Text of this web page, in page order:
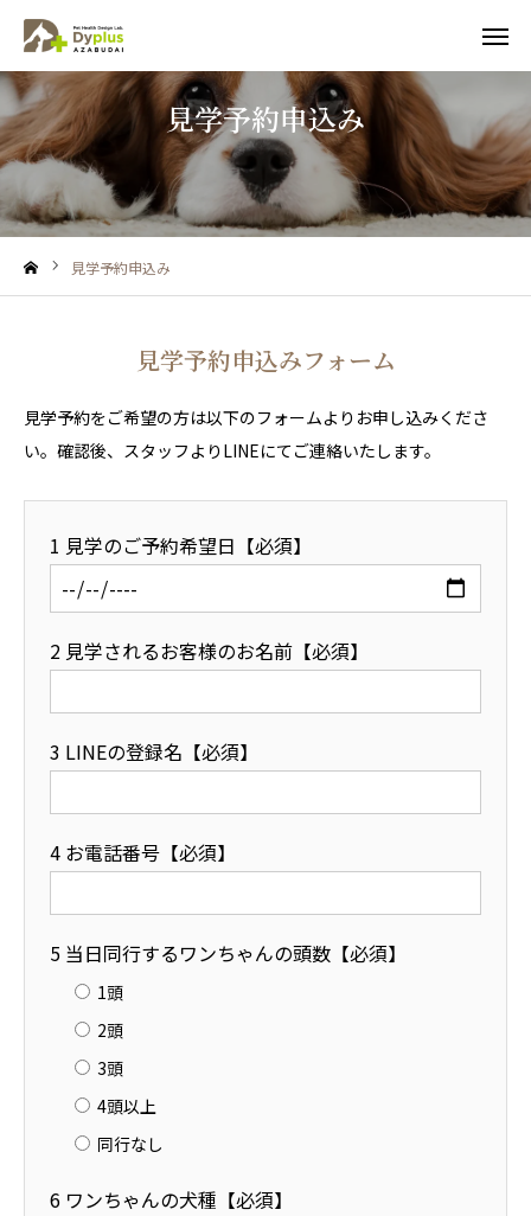
見学予約申込み
見学予約申込み
見学予約申込みフォーム
見学予約をご希望の方は以下のフォームよりお申し込みくださ
い。確認後、スタッフよりLINEにてご連絡いたします。
1 見学のご予約希望日【必須】
2 見学されるお客様のお名前【必須】
3 LINEの登録名【必須】
4 お電話番号【必須】
5 当日同行するワンちゃんの頭数【必須】
1頭
2頭
3頭
4頭以上
同行なし
6 ワンちゃんの犬種【必須】
見学予約 トライアル
友だち追加 電話予約
NEWS
よくあるご質問
アクセス